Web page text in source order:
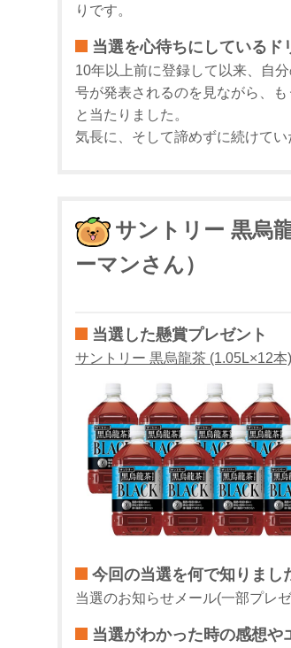
りです。
当選を心待ちにしているド
10年以上前に登録して以来、自
号が発表されるのを見ながら、
と当たりました。
気長に、そして諦めずに続けて
サントリー 黒烏
ーマンさん）
当選した懸賞プレゼント
サントリー 黒烏龍茶 (1.05L×12本)
今回の当選を何で知りまし
当選のお知らせメール(一部プレ
当選がわかった時の感想や